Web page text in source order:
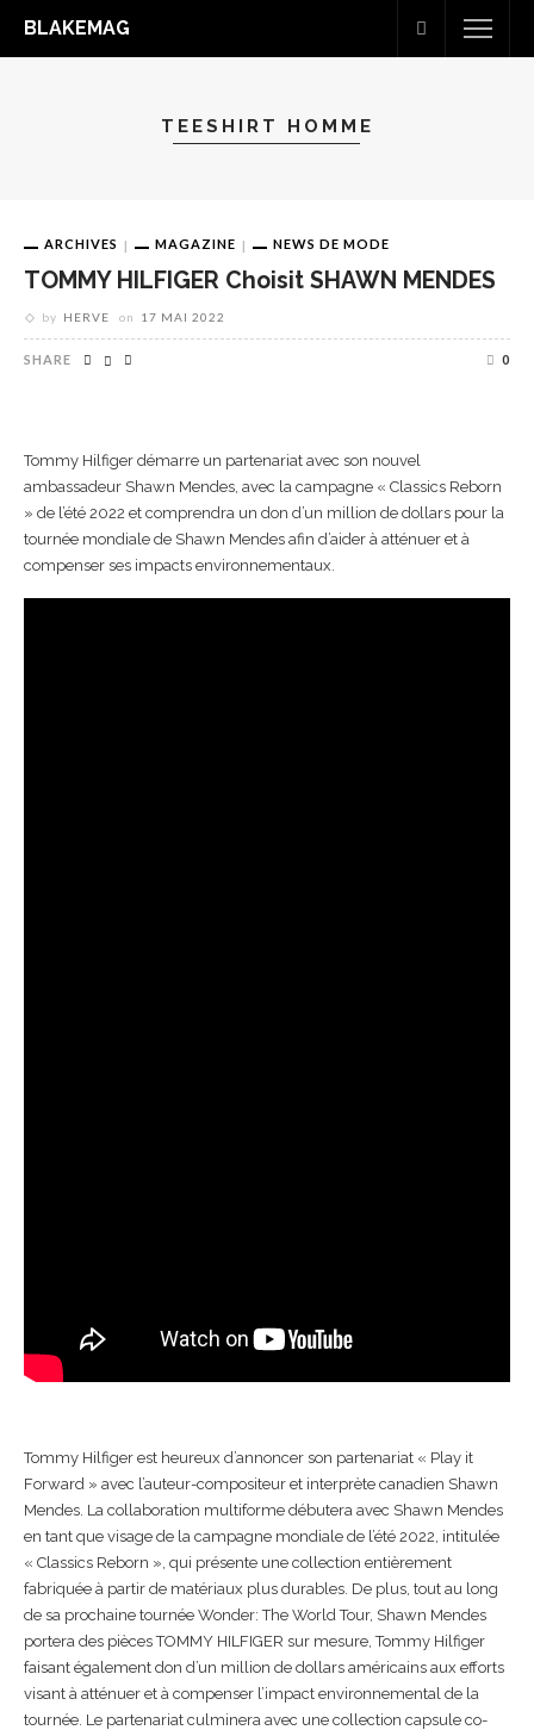
BLAKEMAG
TEESHIRT HOMME
ARCHIVES MAGAZINE NEWS DE MODE
TOMMY HILFIGER Choisit SHAWN MENDES
by HERVE on 17 MAI 2022
SHARE 0
Tommy Hilfiger démarre un partenariat avec son nouvel
ambassadeur Shawn Mendes, avec la campagne « Classics Reborn
» de l’été 2022 et comprendra un don d’un million de dollars pour la
tournée mondiale de Shawn Mendes afin d’aider à atténuer et à
compenser ses impacts environnementaux.
Tommy Hilfiger est heureux d’annoncer son partenariat « Play it
Forward » avec l’auteur-compositeur et interprète canadien Shawn
Mendes. La collaboration multiforme débutera avec Shawn Mendes
en tant que visage de la campagne mondiale de l’été 2022, intitulée
« Classics Reborn », qui présente une collection entièrement
fabriquée à partir de matériaux plus durables. De plus, tout au long
de sa prochaine tournée Wonder: The World Tour, Shawn Mendes
portera des pièces TOMMY HILFIGER sur mesure, Tommy Hilfiger
faisant également don d’un million de dollars américains aux efforts
visant à atténuer et à compenser l’impact environnemental de la
tournée. Le partenariat culminera avec une collection capsule co-